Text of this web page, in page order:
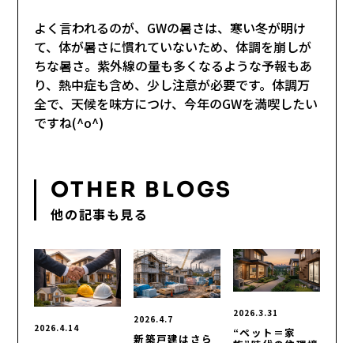
よく言われるのが、GWの暑さは、寒い冬が明け
て、体が暑さに慣れていないため、体調を崩しが
ちな暑さ。紫外線の量も多くなるような予報もあ
り、熱中症も含め、少し注意が必要です。体調万
全で、天候を味方につけ、今年のGWを満喫したい
ですね(^o^)
OTHER BLOGS
他の記事も見る
2026.4.14
2026.4.7
新築戸建はさら
2026.3.31
“ペット＝家